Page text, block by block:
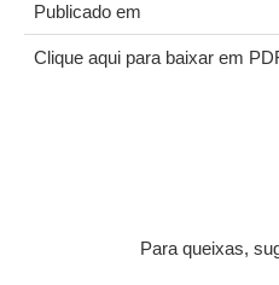
Publicado em
Clique aqui para baixar em
Para queixas,